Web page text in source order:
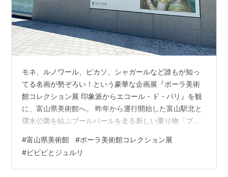
モネ、ルノワール、ピカソ、シャガールなど誰もが知っ
てる名画が勢ぞろい！という豪華な企画展『ポーラ美術
館コレクション展 印象派からエコール・ド・パリ』を観
に、富山県美術館へ。 昨年から運行開始した富山駅北と
環水公園を結ぶブールバールを走る新しい乗り物「ブー
日中のみ運行の窓なしのかわいい電気バス。徒歩でも歩
ける距離ですが、風を浴びながら座って移動するのも面
白いです。窓なしなので真夏になると暑そうですが… ↓
#富山県美術館 #ポーラ美術館コレクション展
#ビビビとジュルリ